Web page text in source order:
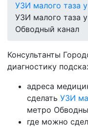
УЗИ малого таза
УЗИ малого таза
Обводный канал
Консультанты
диагностику
адреса
сделать УЗИ
метро
где можно